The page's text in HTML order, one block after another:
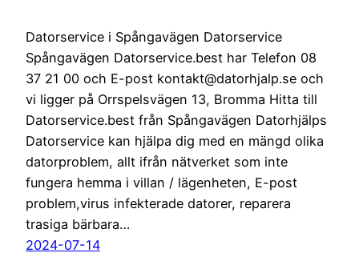
Datorservice i Spångavägen Datorservice
Spångavägen Datorservice.best har Telefon 08
37 21 00 och E-post kontakt@datorhjalp.se och
vi ligger på Orrspelsvägen 13, Bromma Hitta till
Datorservice.best från Spångavägen Datorhjälps
Datorservice kan hjälpa dig med en mängd olika
datorproblem, allt ifrån nätverket som inte
fungera hemma i villan / lägenheten, E-post
problem,virus infekterade datorer, reparera
trasiga bärbara…
2024-07-14